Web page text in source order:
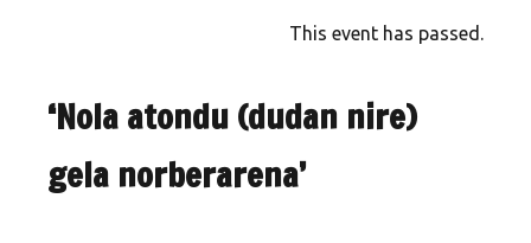
This event has passed.
‘Nola atondu (dudan nire)
gela norberarena’